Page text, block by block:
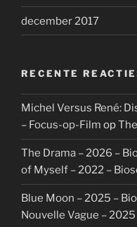
december 2017
RECENTE
Michel Versus René:
– Focus-op-Film op
The Drama – 2026 –
of Myself – 2022 –
Blue Moon – 2025 –
Nouvelle Vague –